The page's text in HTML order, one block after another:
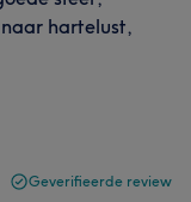
hartelust,
Geverifieerde review